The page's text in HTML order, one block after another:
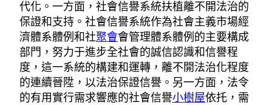
代化。一方面，社會信譽系統扶植離不開法治的
保證和支持。社會信譽系統作為社會主義市場經
濟體系體例和社聚會會管理體系體例的主要構成
部門，努力于進步全社會的誠信認識和信譽程
度，這一系統的構建和運轉，離不開法治化程度
的連續晉陞，以法治保證信譽。另一方面，法令
的有用實行需求響應的社會信譽小樹屋依托，需